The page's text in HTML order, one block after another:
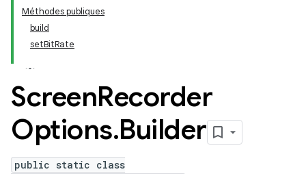
Méthodes publiques
build
setBitRate
ScreenRecorder
Options.Builder
public static class